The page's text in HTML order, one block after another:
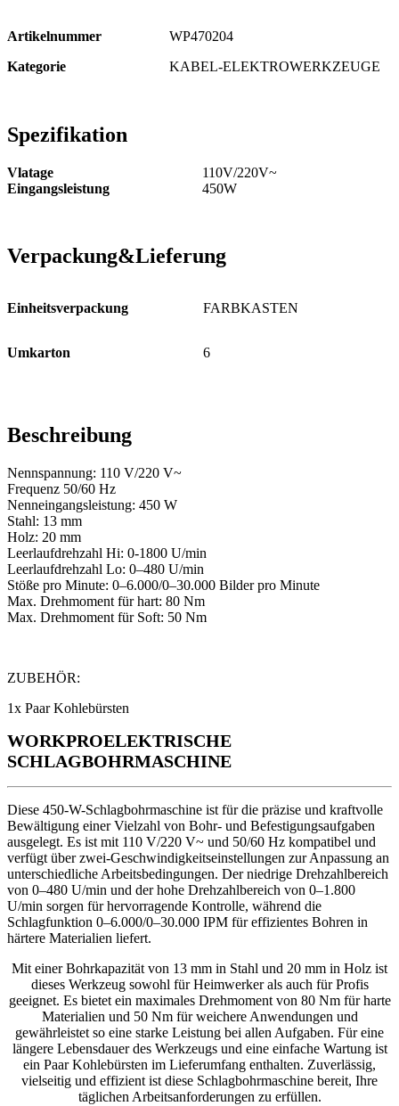
Artikelnummer
WP470204
Kategorie
KABEL-ELEKTROWERKZEUGE
Spezifikation
Vlatage
110V/220V~
Eingangsleistung
450W
Verpackung&Lieferung
Einheitsverpackung FARBKASTEN
Umkarton 6
Beschreibung
Nennspannung: 110 V/220 V~
Frequenz 50/60 Hz
Nenneingangsleistung: 450 W
Stahl: 13 mm
Holz: 20 mm
Leerlaufdrehzahl Hi: 0-1800 U/min
Leerlaufdrehzahl Lo: 0–480 U/min
Stöße pro Minute: 0–6.000/0–30.000 Bilder pro Minute
Max. Drehmoment für hart: 80 Nm
Max. Drehmoment für Soft: 50 Nm
ZUBEHÖR:
1x Paar Kohlebürsten
WORKPROELEKTRISCHE
SCHLAGBOHRMASCHINE
Diese 450-W-Schlagbohrmaschine ist für die präzise und kraftvolle
Bewältigung einer Vielzahl von Bohr- und Befestigungsaufgaben
ausgelegt. Es ist mit 110 V/220 V~ und 50/60 Hz kompatibel und
verfügt über zwei-Geschwindigkeitseinstellungen zur Anpassung an
unterschiedliche Arbeitsbedingungen. Der niedrige Drehzahlbereich
von 0–480 U/min und der hohe Drehzahlbereich von 0–1.800
U/min sorgen für hervorragende Kontrolle, während die
Schlagfunktion 0–6.000/0–30.000 IPM für effizientes Bohren in
härtere Materialien liefert.
Mit einer Bohrkapazität von 13 mm in Stahl und 20 mm in Holz ist
dieses Werkzeug sowohl für Heimwerker als auch für Profis
geeignet. Es bietet ein maximales Drehmoment von 80 Nm für harte
Materialien und 50 Nm für weichere Anwendungen und
gewährleistet so eine starke Leistung bei allen Aufgaben. Für eine
längere Lebensdauer des Werkzeugs und eine einfache Wartung ist
ein Paar Kohlebürsten im Lieferumfang enthalten. Zuverlässig,
vielseitig und effizient ist diese Schlagbohrmaschine bereit, Ihre
täglichen Arbeitsanforderungen zu erfüllen.